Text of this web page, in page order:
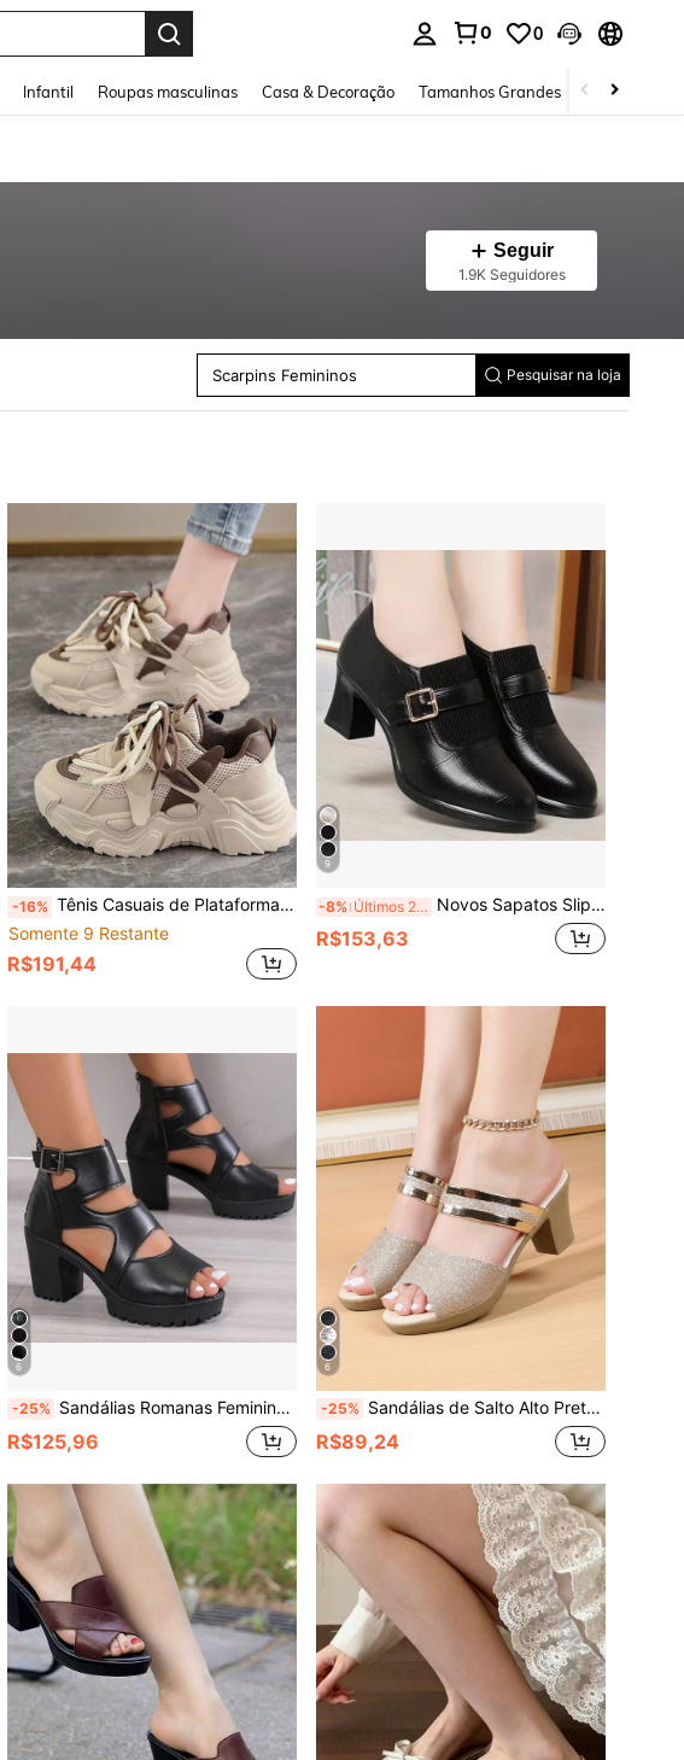
0 0
Infantil Roupas masculinas Casa & Decoração Tamanhos Grandes Joias e
Seguir
1.9K Seguidores
Anabelas E Plataformas Femininas
Scarpins Femininos
Coturnos E Ankle Boots
Pesquisar na loja
-16% Tênis Casuais de Plataforma Grossa com Salto Wedge Cor Cáqui Moda Feminina, Tênis Chunky Clássicos de Campus Estudantil
Somente 9 Restante
R$191,44
9
-8% Últimos 2 dias Novos Sapatos Slip-On Femininos Sapatos de Mãe Salto Anabela Profundo Bico Redondo Salto Grosso Sapatos de Trabalho
R$153,63
6
-25% Sandálias Romanas Femininas Verão 2025, Salto Alto Grosso, Plataforma Grossa, À Prova d'Água, Bico Aberto, Versáteis, Todos os Tamanhos
R$125,96
6
-25% Sandálias de Salto Alto Pretas Sólidas de Moda Feminina de Verão, Chinelos Casuais Externos Slip-On, Sapatos Confortáveis para Mães
R$89,24